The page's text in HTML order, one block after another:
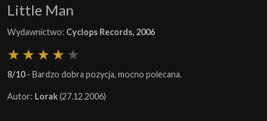
Little Man
Wydawnictwo: Cyclops Records, 2006
8/10- Bardzo dobra pozycja, mocno polecana.
Autor: Lorak(27.12.2006)